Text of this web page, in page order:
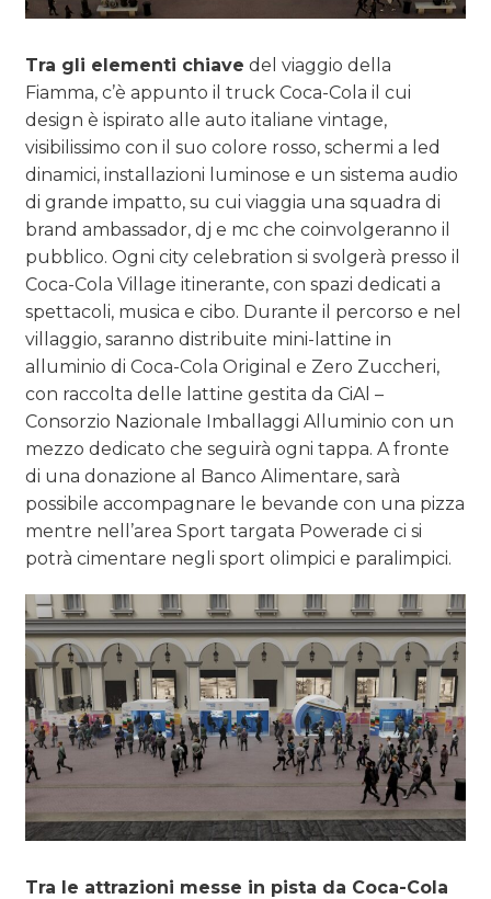
Tra gli elementi chiave del viaggio della
Fiamma, c’è appunto il truck Coca-Cola il cui
design è ispirato alle auto italiane vintage,
visibilissimo con il suo colore rosso, schermi a led
dinamici, installazioni luminose e un sistema audio
di grande impatto, su cui viaggia una squadra di
brand ambassador, dj e mc che coinvolgeranno il
pubblico. Ogni city celebration si svolgerà presso il
Coca-Cola Village itinerante, con spazi dedicati a
spettacoli, musica e cibo. Durante il percorso e nel
villaggio, saranno distribuite mini-lattine in
alluminio di Coca-Cola Original e Zero Zuccheri,
con raccolta delle lattine gestita da CiAl –
Consorzio Nazionale Imballaggi Alluminio con un
mezzo dedicato che seguirà ogni tappa. A fronte
di una donazione al Banco Alimentare, sarà
possibile accompagnare le bevande con una pizza
mentre nell’area Sport targata Powerade ci si
potrà cimentare negli sport olimpici e paralimpici.
Tra le attrazioni messe in pista da Coca-Cola